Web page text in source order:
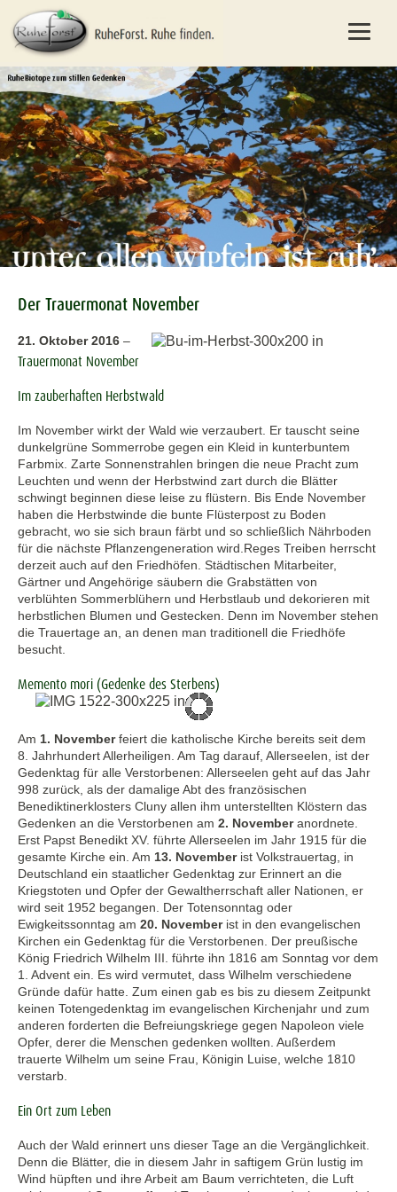
Der Trauermonat November
21. Oktober 2016 –
Trauermonat November
Im zauberhaften Herbstwald
Im November wirkt der Wald wie verzaubert. Er tauscht seine
dunkelgrüne Sommerrobe gegen ein Kleid in kunterbuntem
Farbmix. Zarte Sonnenstrahlen bringen die neue Pracht zum
Leuchten und wenn der Herbstwind zart durch die Blätter
schwingt beginnen diese leise zu flüstern. Bis Ende November
haben die Herbstwinde die bunte Flüsterpost zu Boden
gebracht, wo sie sich braun färbt und so schließlich Nährboden
für die nächste Pflanzengeneration wird.Reges Treiben herrscht
derzeit auch auf den Friedhöfen. Städtischen Mitarbeiter,
Gärtner und Angehörige säubern die Grabstätten von
verblühten Sommerblühern und Herbstlaub und dekorieren mit
herbstlichen Blumen und Gestecken. Denn im November stehen
die Trauertage an, an denen man traditionell die Friedhöfe
besucht.
Memento mori (Gedenke des Sterbens)
Am 1. Novemberfeiert die katholische Kirche bereits seit dem
8. Jahrhundert Allerheiligen. Am Tag darauf, Allerseelen, ist der
Gedenktag für alle Verstorbenen: Allerseelen geht auf das Jahr
998 zurück, als der damalige Abt des französischen
Benediktinerklosters Cluny allen ihm unterstellten Klöstern das
Gedenken an die Verstorbenen am 2. Novemberanordnete.
Erst Papst Benedikt XV. führte Allerseelen im Jahr 1915 für die
gesamte Kirche ein. Am 13. Novemberist Volkstrauertag, in
Deutschland ein staatlicher Gedenktag zur Erinnert an die
Kriegstoten und Opfer der Gewaltherrschaft aller Nationen, er
wird seit 1952 begangen. Der Totensonntag oder
Ewigkeitssonntag am 20. Novemberist in den evangelischen
Kirchen ein Gedenktag für die Verstorbenen. Der preußische
König Friedrich Wilhelm III. führte ihn 1816 am Sonntag vor dem
1. Advent ein. Es wird vermutet, dass Wilhelm verschiedene
Gründe dafür hatte. Zum einen gab es bis zu diesem Zeitpunkt
keinen Totengedenktag im evangelischen Kirchenjahr und zum
anderen forderten die Befreiungskriege gegen Napoleon viele
Opfer, derer die Menschen gedenken wollten. Außerdem
trauerte Wilhelm um seine Frau, Königin Luise, welche 1810
verstarb.
Ein Ort zum Leben
Auch der Wald erinnert uns dieser Tage an die Vergänglichkeit.
Denn die Blätter, die in diesem Jahr in saftigem Grün lustig im
Wind hüpften und ihre Arbeit am Baum verrichteten, die Luft